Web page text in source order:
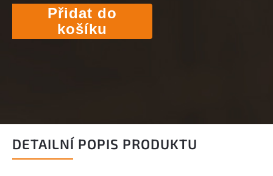
Přidat do
košíku
DETAILNÍ POPIS PRODUKTU